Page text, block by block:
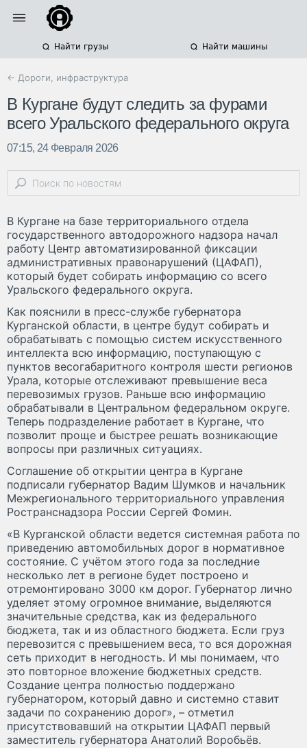
Найти грузы Найти машины
← Дороги, инфраструктура
В Кургане будут следить за фурами
всего Уральского федерального округа
07:15, 24 Февраля 2026
В Кургане на базе территориального отдела
государственного автодорожного надзора начал
работу Центр автоматизированной фиксации
административных правонарушений (ЦАФАП),
который будет собирать информацию со всего
Уральского федерального округа.
Как пояснили в пресс-службе губернатора
Курганской области, в центре будут собирать и
обрабатывать с помощью систем искусственного
интеллекта всю информацию, поступающую с
пунктов весогабаритного контроля шести регионов
Урала, которые отслеживают превышение веса
перевозимых грузов. Раньше всю информацию
обрабатывали в Центральном федеральном округе.
Теперь подразделение работает в Кургане, что
позволит проще и быстрее решать возникающие
вопросы при различных ситуациях.
Соглашение об открытии центра в Кургане
подписали губернатор Вадим Шумков и начальник
Межрегионального территориального управления
Ространснадзора России Сергей Фомин.
«В Курганской области ведется системная работа по
приведению автомобильных дорог в нормативное
состояние. С учётом этого года за последние
несколько лет в регионе будет построено и
отремонтировано 3000 км дорог. Губернатор лично
уделяет этому огромное внимание, выделяются
значительные средства, как из федерального
бюджета, так и из областного бюджета. Если груз
перевозится с превышением веса, то вся дорожная
сеть приходит в негодность. И мы понимаем, что
это повторное вложение бюджетных средств.
Создание центра полностью поддержано
губернатором, который давно и системно ставит
задачи по сохранению дорог», – отметил
присутствовавший на открытии ЦАФАП первый
заместитель губернатора Анатолий Воробьёв.